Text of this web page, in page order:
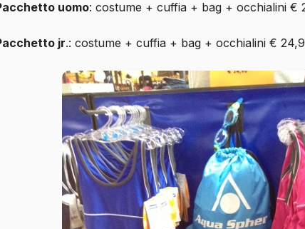
uomo: costume + cuffia + bag + occhialini €
jr.: costume + cuffia + bag + occhialini €